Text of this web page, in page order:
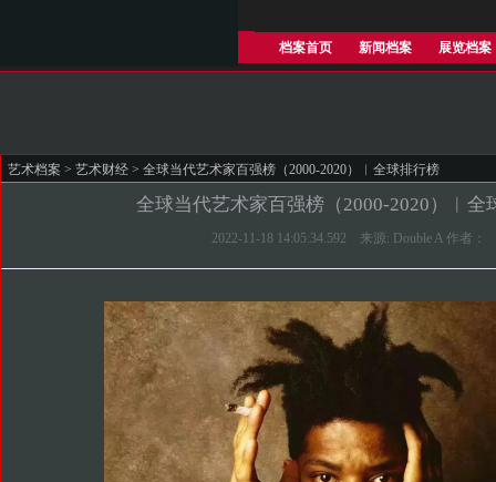
档案首页 新闻档案 展览档案
艺术档案 > 艺术财经 > 全球当代艺术家百强榜（2000-2020）︱全球排行榜
全球当代艺术家百强榜（2000-2020）︱全
2022-11-18 14:05:34.592 来源: Double A 作者：